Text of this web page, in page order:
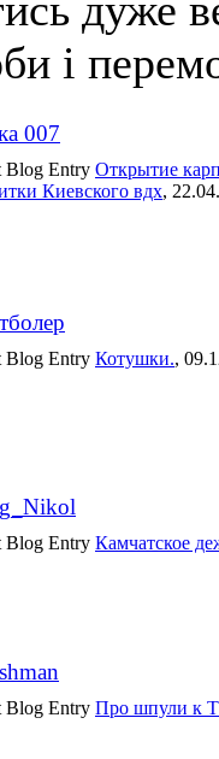
і
007
Blog Entry Открытие
Киевского вдх,
Blog Entry Котушки.,
Blog Entry Камчатское
Blog Entry Про шпули к